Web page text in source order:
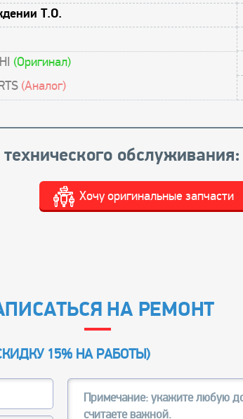
Т.О.
(Оригинал)
(Аналог)
обслуживания:
Хочу оригинальные запчасти
НА РЕМОНТ
15% НА РАБОТЫ)